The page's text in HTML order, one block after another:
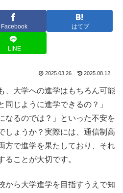
Facebook はてブ
LINE
2025.03.26 2025.08.12
、大学への進学はもちろん可能
同じように進学できるの？」
なるのでは？」といった不安を
しょうか？実際には、通信制高
方で進学を果たしており、それ
ることが大切です。
から大学進学を目指すうえで知